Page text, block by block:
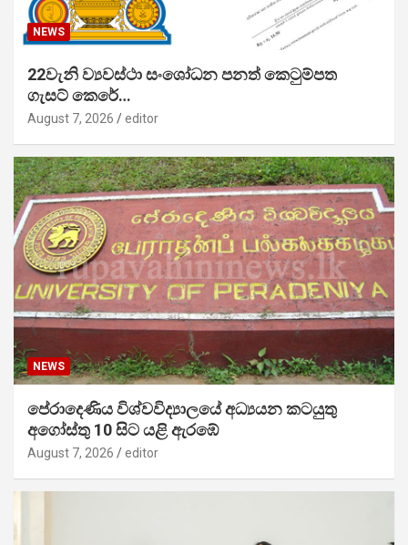
NEWS
22වැනි ව්‍යවස්ථා සංශෝධන පනත් කෙටුම්පත
ගැසට් කෙරේ…
August 7, 2026 editor
NEWS
පේරාදෙණිය විශ්වවිද්‍යාලයේ අධ්‍යයන කටයුතු
අගෝස්තු 10 සිට යළි ඇරඹේ
August 7, 2026 editor